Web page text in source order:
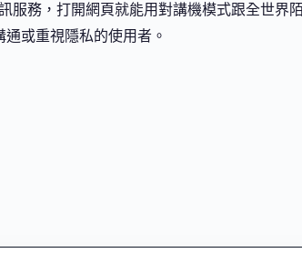
服務，打開網頁就能用對講機模式跟全世界
或重視隱私的使用者。